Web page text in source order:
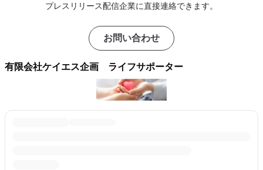
プレスリリース配信企業に直接連絡できます。
お問い合わせ
有限会社ケイエス企画 ライフサポーター